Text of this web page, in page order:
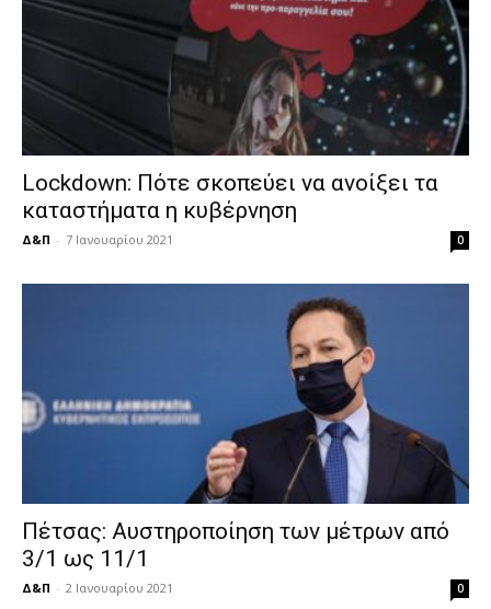
Lockdown: Πότε σκοπεύει να ανοίξει τα
καταστήματα η κυβέρνηση
Δ&Π - 7 Ιανουαρίου 2021 0
Πέτσας: Αυστηροποίηση των μέτρων από
3/1 ως 11/1
Δ&Π - 2 Ιανουαρίου 2021 0